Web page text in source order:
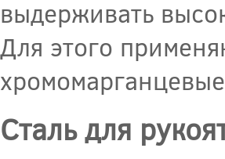
выдерживать
Для этого
Сталь для